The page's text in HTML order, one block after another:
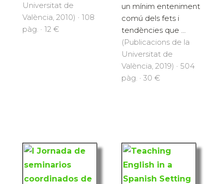
Universitat de
València, 2010) · 108
pàg. · 12 €
un mínim enteniment
comú dels fets i
tendències que ...
(Publicacions de la
Universitat de
València, 2019) · 504
pàg. · 30 €